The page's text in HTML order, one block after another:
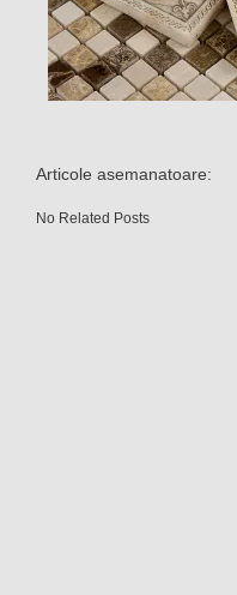
Articole asemanatoare:
No Related Posts